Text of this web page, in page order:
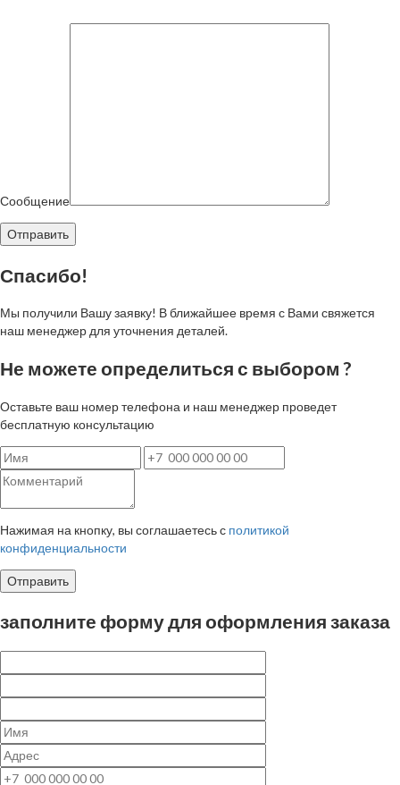
Сообщение
Спасибо!
Мы получили Вашу заявку! В ближайшее время с Вами свяжется
наш менеджер для уточнения деталей.
Не можете определиться с выбором ?
Оставьте ваш номер телефона и наш менеджер проведет
бесплатную консультацию
Нажимая на кнопку, вы соглашаетесь с политикой
конфиденциальности
Отправить
заполните форму для оформления заказа